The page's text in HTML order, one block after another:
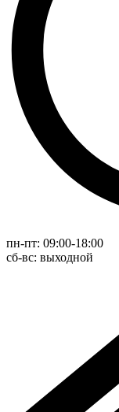
пн-пт: 09:00-18:00
cб-вс: выходной